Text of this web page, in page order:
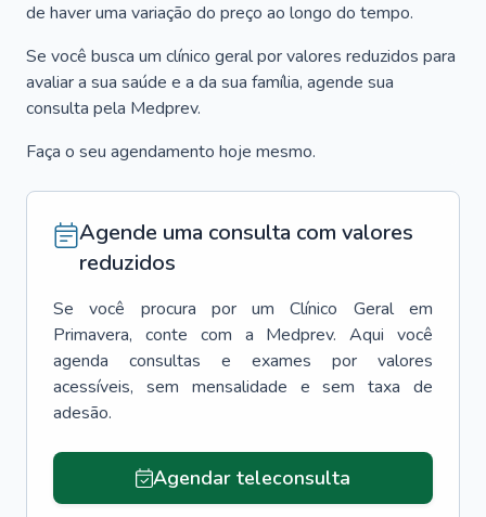
de haver uma variação do preço ao longo do tempo.
Se você busca um clínico geral por valores reduzidos para
avaliar a sua saúde e a da sua família, agende sua
consulta pela Medprev.
Faça o seu agendamento hoje mesmo.
Agende uma consulta com valores
reduzidos
Se você procura por um Clínico Geral
em
Primavera, conte com a Medprev. Aqui você
agenda consultas e exames por valores
acessíveis, sem mensalidade e sem taxa de
adesão.
Agendar teleconsulta